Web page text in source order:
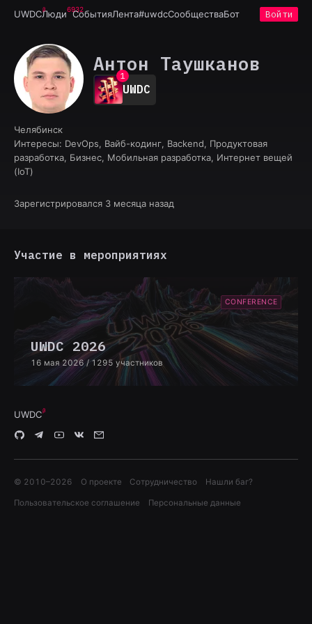
UWDCЛюди6932
СобытияЛента#uwdcСообществаБот Войти
Антон Таушканов
0
1
2
3
6
7
UWDC
Челябинск
Интересы: DevOps, Вайб-кодинг, Backend, Продуктовая
разработка, Бизнес, Мобильная разработка, Интернет вещей
(IoT)
Зарегистрировался 3 месяца назад
Участие в мероприятиях
CONFERENCE
UWDC 2026
16 мая 2026 / 1295 участников
UWDC
© 2010–2026 О проекте Сотрудничество Нашли баг?
Пользовательское соглашение Персональные данные